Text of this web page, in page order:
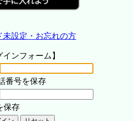
未設定・お忘れの方
インフォーム】
番号を保存
保存